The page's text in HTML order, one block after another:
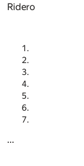
Ridero
...